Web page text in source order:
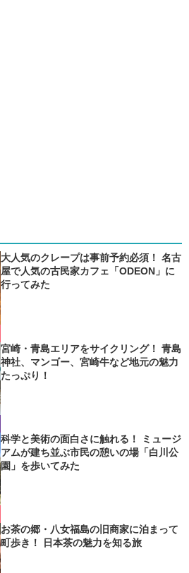
大人気のクレープは事前予約必須！ 名古
屋で人気の古民家カフェ「ODEON」に
行ってみた
宮崎・青島エリアをサイクリング！ 青島
神社、マンゴー、宮崎牛など地元の魅力
たっぷり！
科学と美術の面白さに触れる！ ミュージ
アムが建ち並ぶ市民の憩いの場「白川公
園」を歩いてみた
お茶の郷・八女福島の旧商家に泊まって
町歩き！ 日本茶の魅力を知る旅